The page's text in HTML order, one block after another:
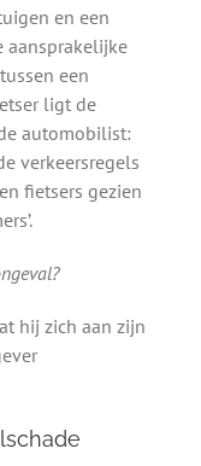
en een
aansprakelijke
een
ligt de
automobilist:
verkeersregels
fietsers gezien
hij zich aan zijn